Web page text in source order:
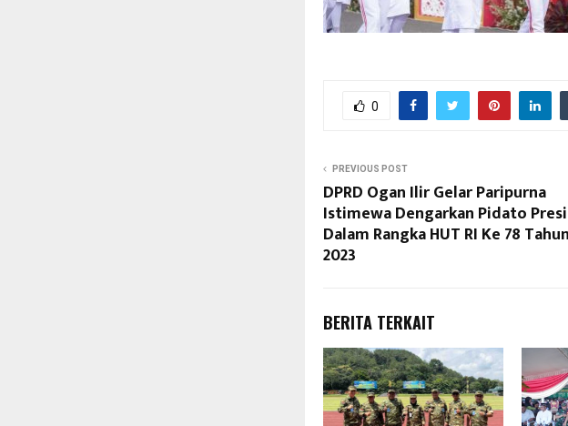
0
PREVIOUS POST
DPRD Ogan Ilir Gelar Paripurna
Istimewa Dengarkan Pidato
Dalam Rangka HUT RI Ke 78 Tahun
2023
BERITA TERKAIT
Reply